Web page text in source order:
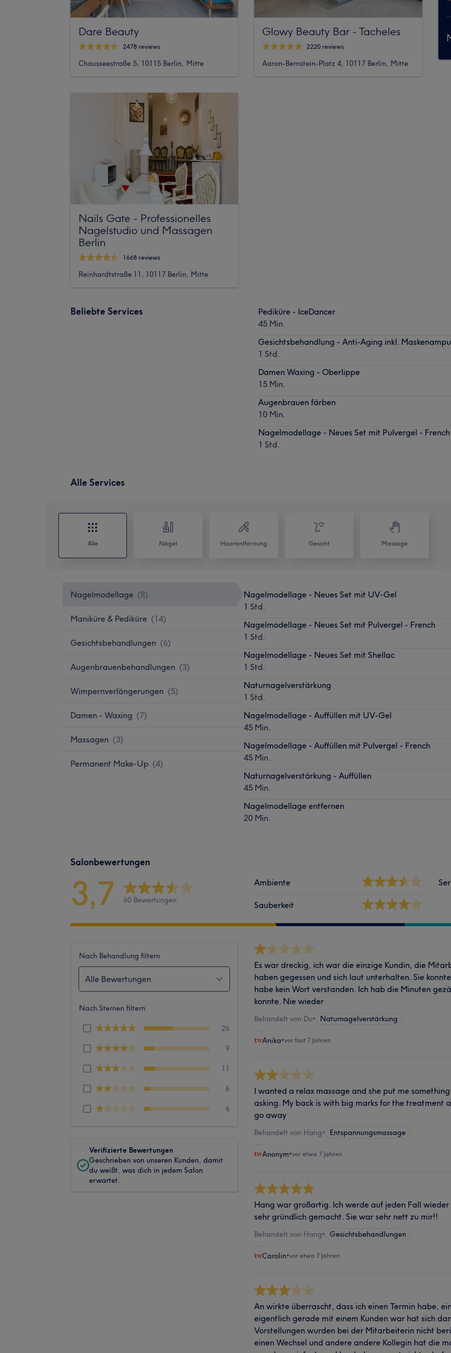
Dare Beauty
2478 reviews
Chausseestraße 5, 10115 Berlin, Mitte
Nails Gate - Professionelles
Nagelstudio und Massagen
Berlin
1668 reviews
Reinhardtstraße 11, 10117 Berlin, Mitte
Glowy Beauty Bar - Tacheles
2220 reviews
Aaron-Bernstein-Platz 4, 10117 Berlin, Mitte
Beliebte Services
Pediküre - IceDancer
45 Min.
Gesichtsbehandlung - Anti-Aging inkl.
1 Std.
Damen Waxing - Oberlippe
15 Min.
Augenbrauen färben
10 Min.
Nagelmodellage - Neues Set mit Pulvergel - French
1 Std.
Alle Services
Alle Nägel Haarentfernung Gesicht Massage
Nagelmodellage (8)
Maniküre & Pediküre (14)
Gesichtsbehandlungen (6)
Augenbrauenbehandlungen (3)
Wimpernverlängerungen (5)
Damen - Waxing (7)
Massagen (3)
Permanent Make-Up (4)
Nagelmodellage - Neues Set mit UV-Gel
1 Std.
Nagelmodellage - Neues Set mit Pulvergel - French
1 Std.
Nagelmodellage - Neues Set mit Shellac
1 Std.
Naturnagelverstärkung
1 Std.
Nagelmodellage - Auffüllen mit UV-Gel
45 Min.
Nagelmodellage - Auffüllen mit Pulvergel - French
45 Min.
Naturnagelverstärkung - Auffüllen
45 Min.
Nagelmodellage entfernen
20 Min.
Salonbewertungen
3,7 60 Bewertungen
Ambiente
Sauberkeit
Nach Behandlung filtern
Alle Bewertungen
Nach Sternen filtern
26
9
11
6
6
Verifizierte Bewertungen
Geschrieben von unseren Kunden, damit
du weißt, was dich in jedem Salon
erwartet.
Es war dreckig, ich war die einzige Kundin, die
haben gegessen und sich laut unterhalten. Sie
habe kein Wort verstanden. Ich hab die Minuten
konnte. Nie wieder
Behandelt von Du• Naturnagelverstärkung
Anika•vor fast 7 Jahren
I wanted a relax massage and she put me
asking. My back is with big marks for the treatment
go away
Behandelt von Hang• Entspannungsmassage
Anonym•vor etwa 7 Jahren
Hang war großartig. Ich werde auf jeden Fall
sehr gründlich gemacht. Sie war sehr nett zu mir!!
Behandelt von Hang• Gesichtsbehandlungen
Carolin•vor etwa 7 Jahren
An wirkte überrascht, dass ich einen Termin habe,
eigentlich gerade mit einem Kunden war hat sich
Vorstellungen wurden bei der Mitarbeiterin nicht
einen Wechsel und andere andere Kollegin hat die